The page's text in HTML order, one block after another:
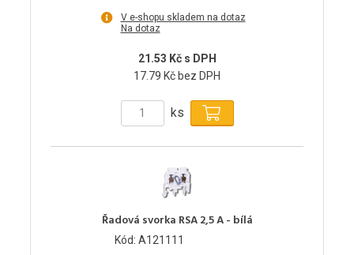
V e-shopu skladem na dotaz
Na dotaz
21.53 Kč s DPH
17.79 Kč bez DPH
ks
Řadová svorka RSA 2,5 A - bílá
Kód: A121111